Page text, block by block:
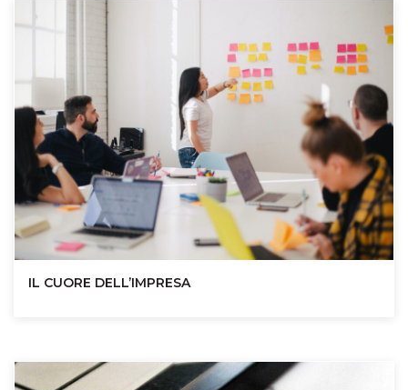
IL CUORE DELL’IMPRESA